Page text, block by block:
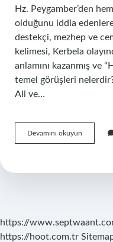
Hz. Peygamber’den
olduğunu iddia
destekçi, mezhep ve
kelimesi, Kerbela
anlamını kazanmış ve
temel görüşleri
Ali ve…
Devamını okuyun
Zihniyeti
https://
https://hoot.com.tr